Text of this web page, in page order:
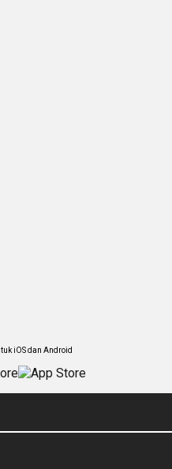
iOS dan Android